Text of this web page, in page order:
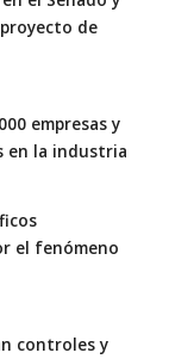
de
empresas y
en la industria
el fenómeno
controles y